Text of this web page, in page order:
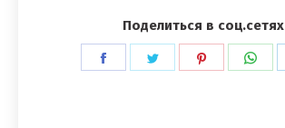
Поделиться в соц.сетях
ПоделитьсяПоделитьсяПоделиться